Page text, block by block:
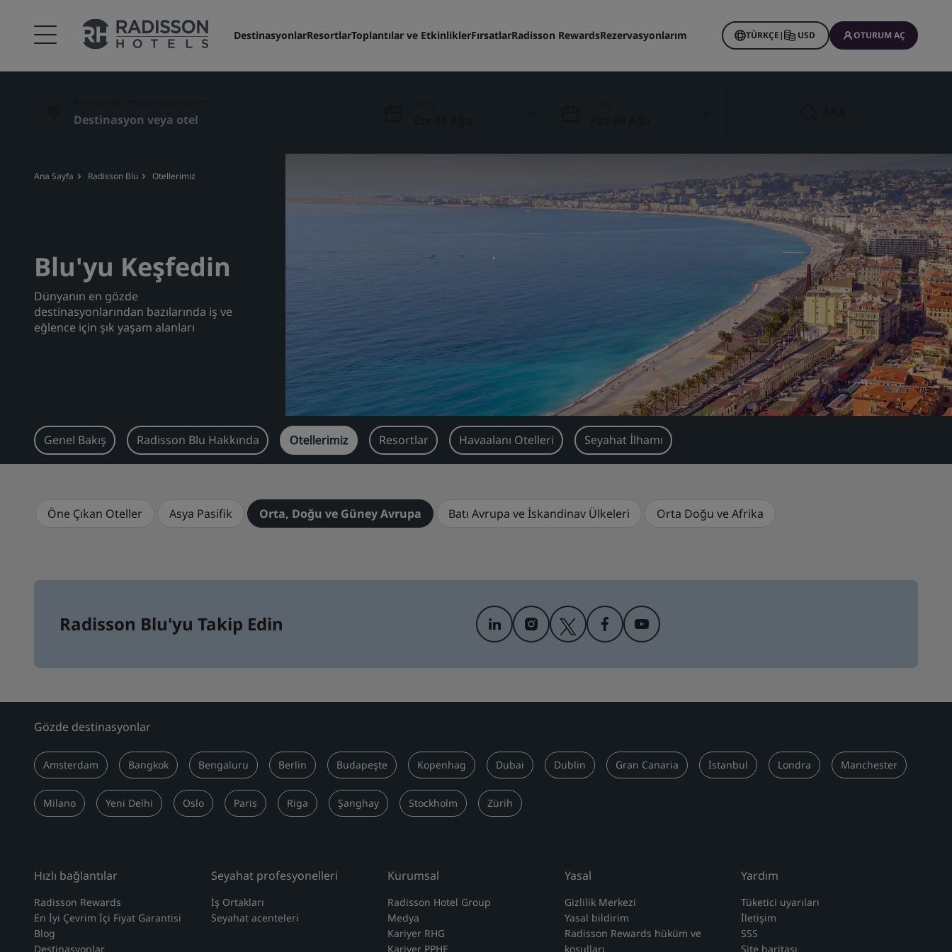
DestinasyonlarResortlarToplantılar ve EtkinliklerFırsatlarRadisson RewardsRezervasyonlarım TÜRKÇE| USD OTURUM AÇ
Ana Sayfa Radisson Blu Otellerimiz
Blu'yu Keşfedin
Dünyanın en gözde
destinasyonlarından bazılarında iş ve
eğlence için şık yaşam alanları
Genel Bakış Radisson Blu Hakkında Otellerimiz Resortlar Havaalanı Otelleri Seyahat İlhamı
Öne Çıkan Oteller Asya Pasifik Orta, Doğu ve Güney Avrupa Batı Avrupa ve İskandinav Ülkeleri Orta Doğu ve Afri̇ka
Radisson Blu'yu Takip Edin
Gözde destinasyonlar
Amsterdam Bangkok Bengaluru Berlin Budapeşte Kopenhag Dubai Dublin Gran Canaria İstanbul Londra Manchester
Milano Yeni Delhi Oslo Paris Riga Şanghay Stockholm Zürih
Hızlı bağlantılar
Radisson Rewards
En İyi Çevrim İçi Fiyat Garantisi
Blog
Destinasyonlar
Seyahat profesyonelleri
İş Ortakları
Seyahat acenteleri
Kurumsal
Radisson Hotel Group
Medya
Kariyer RHG
Kariyer PPHE
Yasal
Gizlilik Merkezi
Yasal bildirim
Radisson Rewards hüküm ve
koşulları
Yardım
Tüketici uyarıları
İletişim
SSS
Site haritası